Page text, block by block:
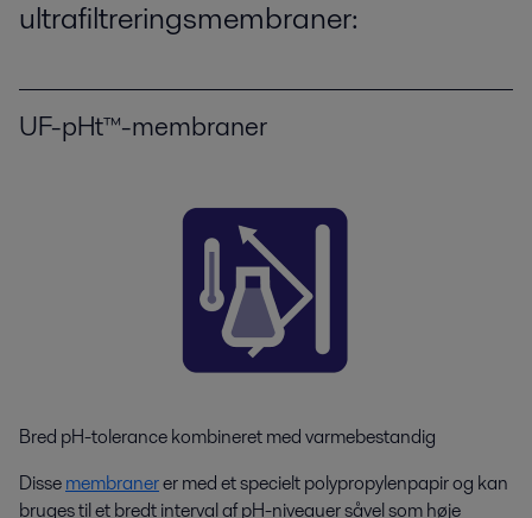
ultrafiltreringsmembraner:
UF-pHt™-membraner
Bred pH-tolerance kombineret med varmebestandig
Dissemembranerer med et specielt polypropylenpapir og kan
bruges til et bredt interval af pH-niveauer såvel som høje